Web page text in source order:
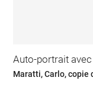
Auto-portrait
Maratti, Carlo, copie